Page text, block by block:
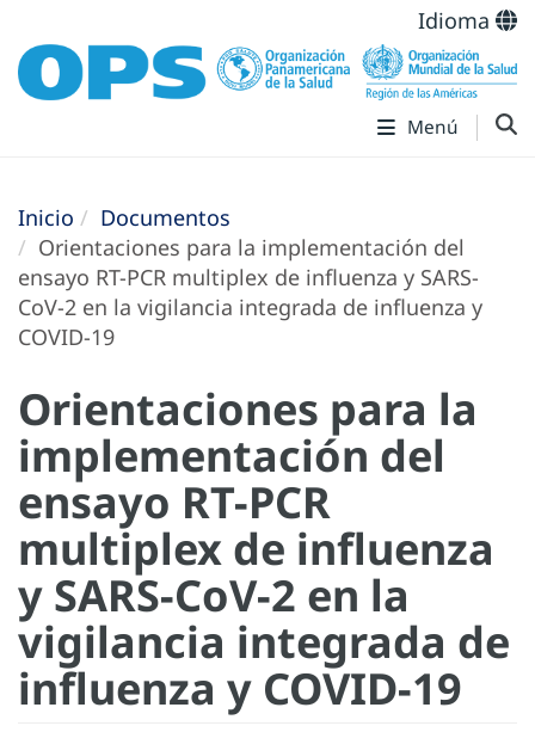
Idioma
Menú
Inicio
Documentos
Orientaciones para la implementación del
ensayo RT-PCR multiplex de influenza y SARS-
CoV-2 en la vigilancia integrada de influenza y
COVID-19
Orientaciones para la
implementación del
ensayo RT-PCR
multiplex de influenza
y SARS-CoV-2 en la
vigilancia integrada de
influenza y COVID-19